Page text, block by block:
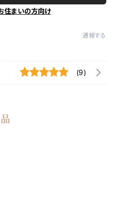
住まいの方向け
通報する
(9)